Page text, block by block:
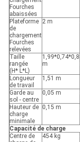
Fourches
abaissées
Plateforme
de
chargement
Fourches
relevées
2 m
Taille
rangée
(H* L*L)
1,99*0,74*0,8
m
Longueur
de travail
1,51 m
Garde au
sol - centre
0,05 m
Hauteur de
charge
minimale
0,15 m
Capacité de charge
Centre de
454 kg